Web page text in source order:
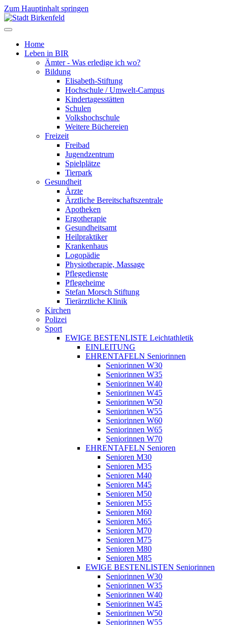
Zum Hauptinhalt springen
Home
Leben in BIR
Ämter - Was erledige ich wo?
Bildung
Elisabeth-Stiftung
Hochschule / Umwelt-Campus
Kindertagesstätten
Schulen
Volkshochschule
Weitere Büchereien
Freizeit
Freibad
Jugendzentrum
Spielplätze
Tierpark
Gesundheit
Ärzte
Ärztliche Bereitschaftszentrale
Apotheken
Ergotherapie
Gesundheitsamt
Heilpraktiker
Krankenhaus
Logopädie
Physiotherapie, Massage
Pflegedienste
Pflegeheime
Stefan Morsch Stiftung
Tierärztliche Klinik
Kirchen
Polizei
Sport
EWIGE BESTENLISTE Leichtathletik
EINLEITUNG
EHRENTAFELN Seniorinnen
Seniorinnen W30
Seniorinnen W35
Seniorinnen W40
Seniorinnen W45
Seniorinnen W50
Seniorinnen W55
Seniorinnen W60
Seniorinnen W65
Seniorinnen W70
EHRENTAFELN Senioren
Senioren M30
Senioren M35
Senioren M40
Senioren M45
Senioren M50
Senioren M55
Senioren M60
Senioren M65
Senioren M70
Senioren M75
Senioren M80
Senioren M85
EWIGE BESTENLISTEN Seniorinnen
Seniorinnen W30
Seniorinnen W35
Seniorinnen W40
Seniorinnen W45
Seniorinnen W50
Seniorinnen W55